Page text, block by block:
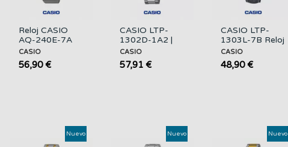
Reloj CASIO
AQ-240E-7A
Unisex
Analógico-
digital Doble
CASIO
56,90 €
CASIO LTP-
1302D-1A2 |
Reloj Mujer
Negro 50M con
Fecha
CASIO
57,91 €
CASIO LTP-
1303L-7B Reloj
Analógico
Mujer con
Correa de Piel
CASIO
48,90 €
Nuevo Nuevo Nuevo